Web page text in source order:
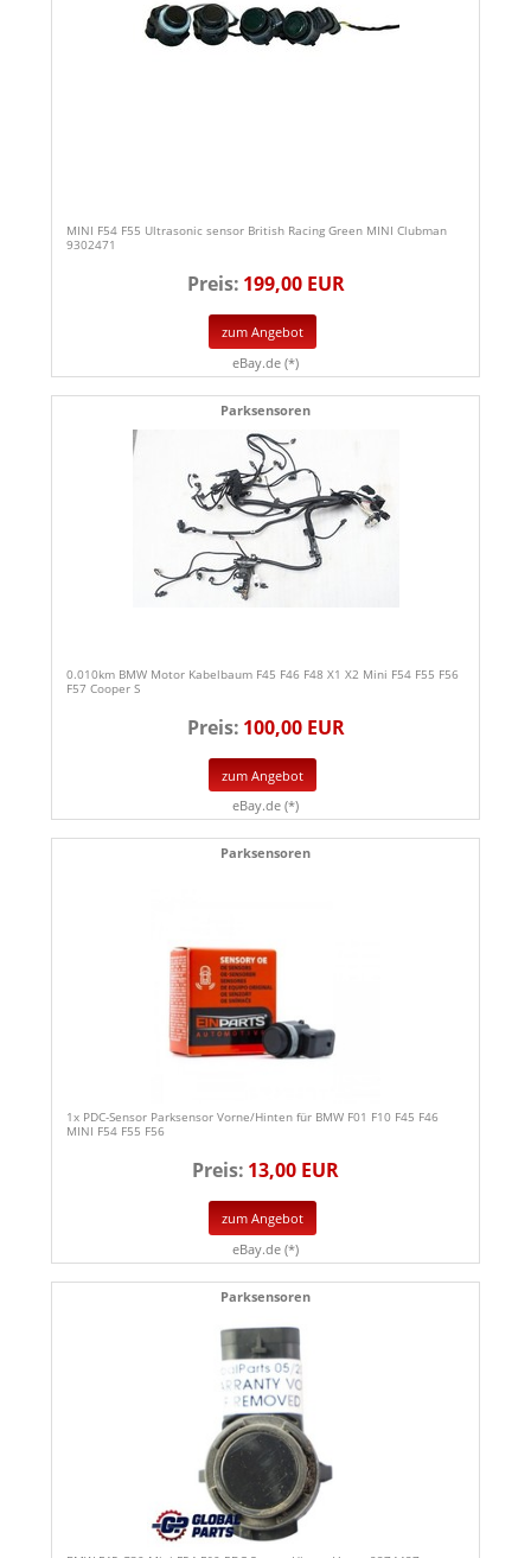
MINI F54 F55 Ultrasonic sensor British Racing Green MINI Clubman
9302471
Preis: 199,00 EUR
zum Angebot
eBay.de (*)
Parksensoren
0.010km BMW Motor Kabelbaum F45 F46 F48 X1 X2 Mini F54 F55 F56
F57 Cooper S
Preis: 100,00 EUR
zum Angebot
eBay.de (*)
Parksensoren
1x PDC-Sensor Parksensor Vorne/Hinten für BMW F01 F10 F45 F46
MINI F54 F55 F56
Preis: 13,00 EUR
zum Angebot
eBay.de (*)
Parksensoren